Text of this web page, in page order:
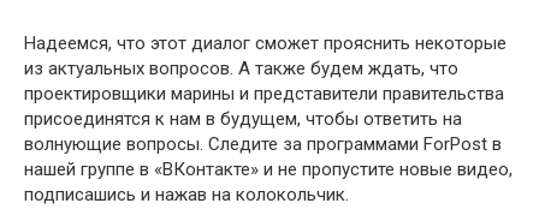
Надеемся, что этот диалог сможет прояснить некоторые
из актуальных вопросов. А также будем ждать, что
проектировщики марины и представители правительства
присоединятся к нам в будущем, чтобы ответить на
волнующие вопросы. Следите за программами ForPost в
нашей группе в «ВКонтакте» и не пропустите новые видео,
подписашись и нажав на колокольчик.